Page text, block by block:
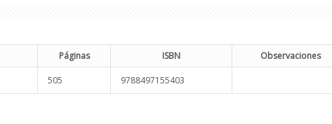
Páginas ISBN Observaciones
505 9788497155403